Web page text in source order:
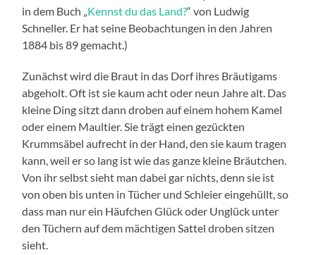
in dem Buch „Kennst du das Land?“ von Ludwig
Schneller. Er hat seine Beobachtungen in den Jahren
1884 bis 89 gemacht.)
Zunächst wird die Braut in das Dorf ihres Bräutigams
abgeholt. Oft ist sie kaum acht oder neun Jahre alt. Das
kleine Ding sitzt dann droben auf einem hohem Kamel
oder einem Maultier. Sie trägt einen gezückten
Krummsäbel aufrecht in der Hand, den sie kaum tragen
kann, weil er so lang ist wie das ganze kleine Bräutchen.
Von ihr selbst sieht man dabei gar nichts, denn sie ist
von oben bis unten in Tücher und Schleier eingehüllt, so
dass man nur ein Häufchen Glück oder Unglück unter
den Tüchern auf dem mächtigen Sattel droben sitzen
sieht.